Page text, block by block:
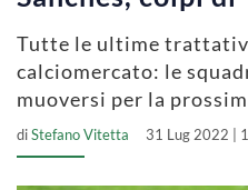
Tutte le ultime
calciomercato: le
muoversi per la
diStefano Vitetta 31 Lug 2022 |